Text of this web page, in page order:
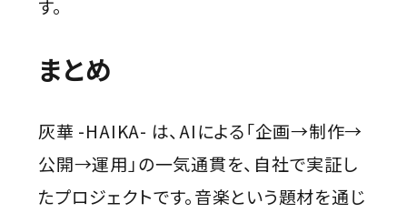
す。
まとめ
灰華 -HAIKA- は、AIによる「企画→制作→
公開→運用」の一気通貫を、自社で実証し
たプロジェクトです。音楽という題材を通じ